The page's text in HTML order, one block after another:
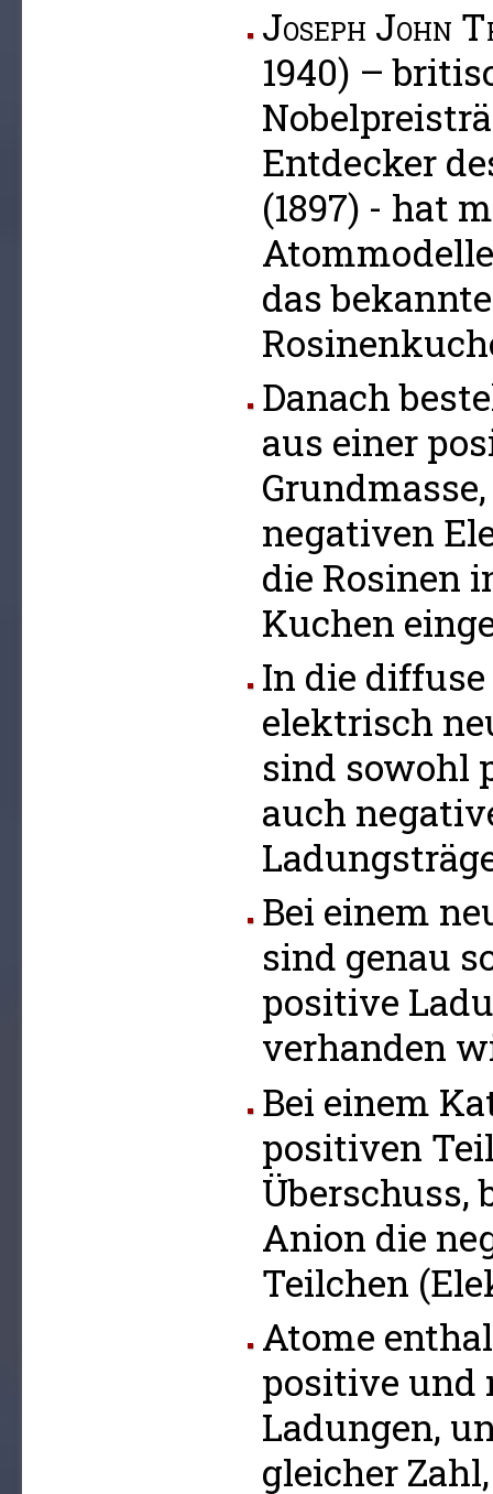
Joseph John
1940) –
Entdecker
(1897) - hat
das
Danach
aus einer
negativen
die Rosinen
Kuchen
In die
elektrisch
sind sowohl
auch
Bei einem
sind genau
positive
verhanden
Bei einem
positiven
Überschuss,
Anion die
Teilchen
Atome
positive und
Ladungen,
gleicher